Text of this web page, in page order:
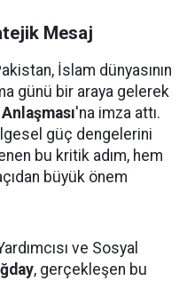
Mesaj
İslam dünyasının
günü bir araya gelerek
'na imza attı.
güç dengelerini
bu kritik adım, hem
büyük önem
ve Sosyal
, gerçekleşen bu